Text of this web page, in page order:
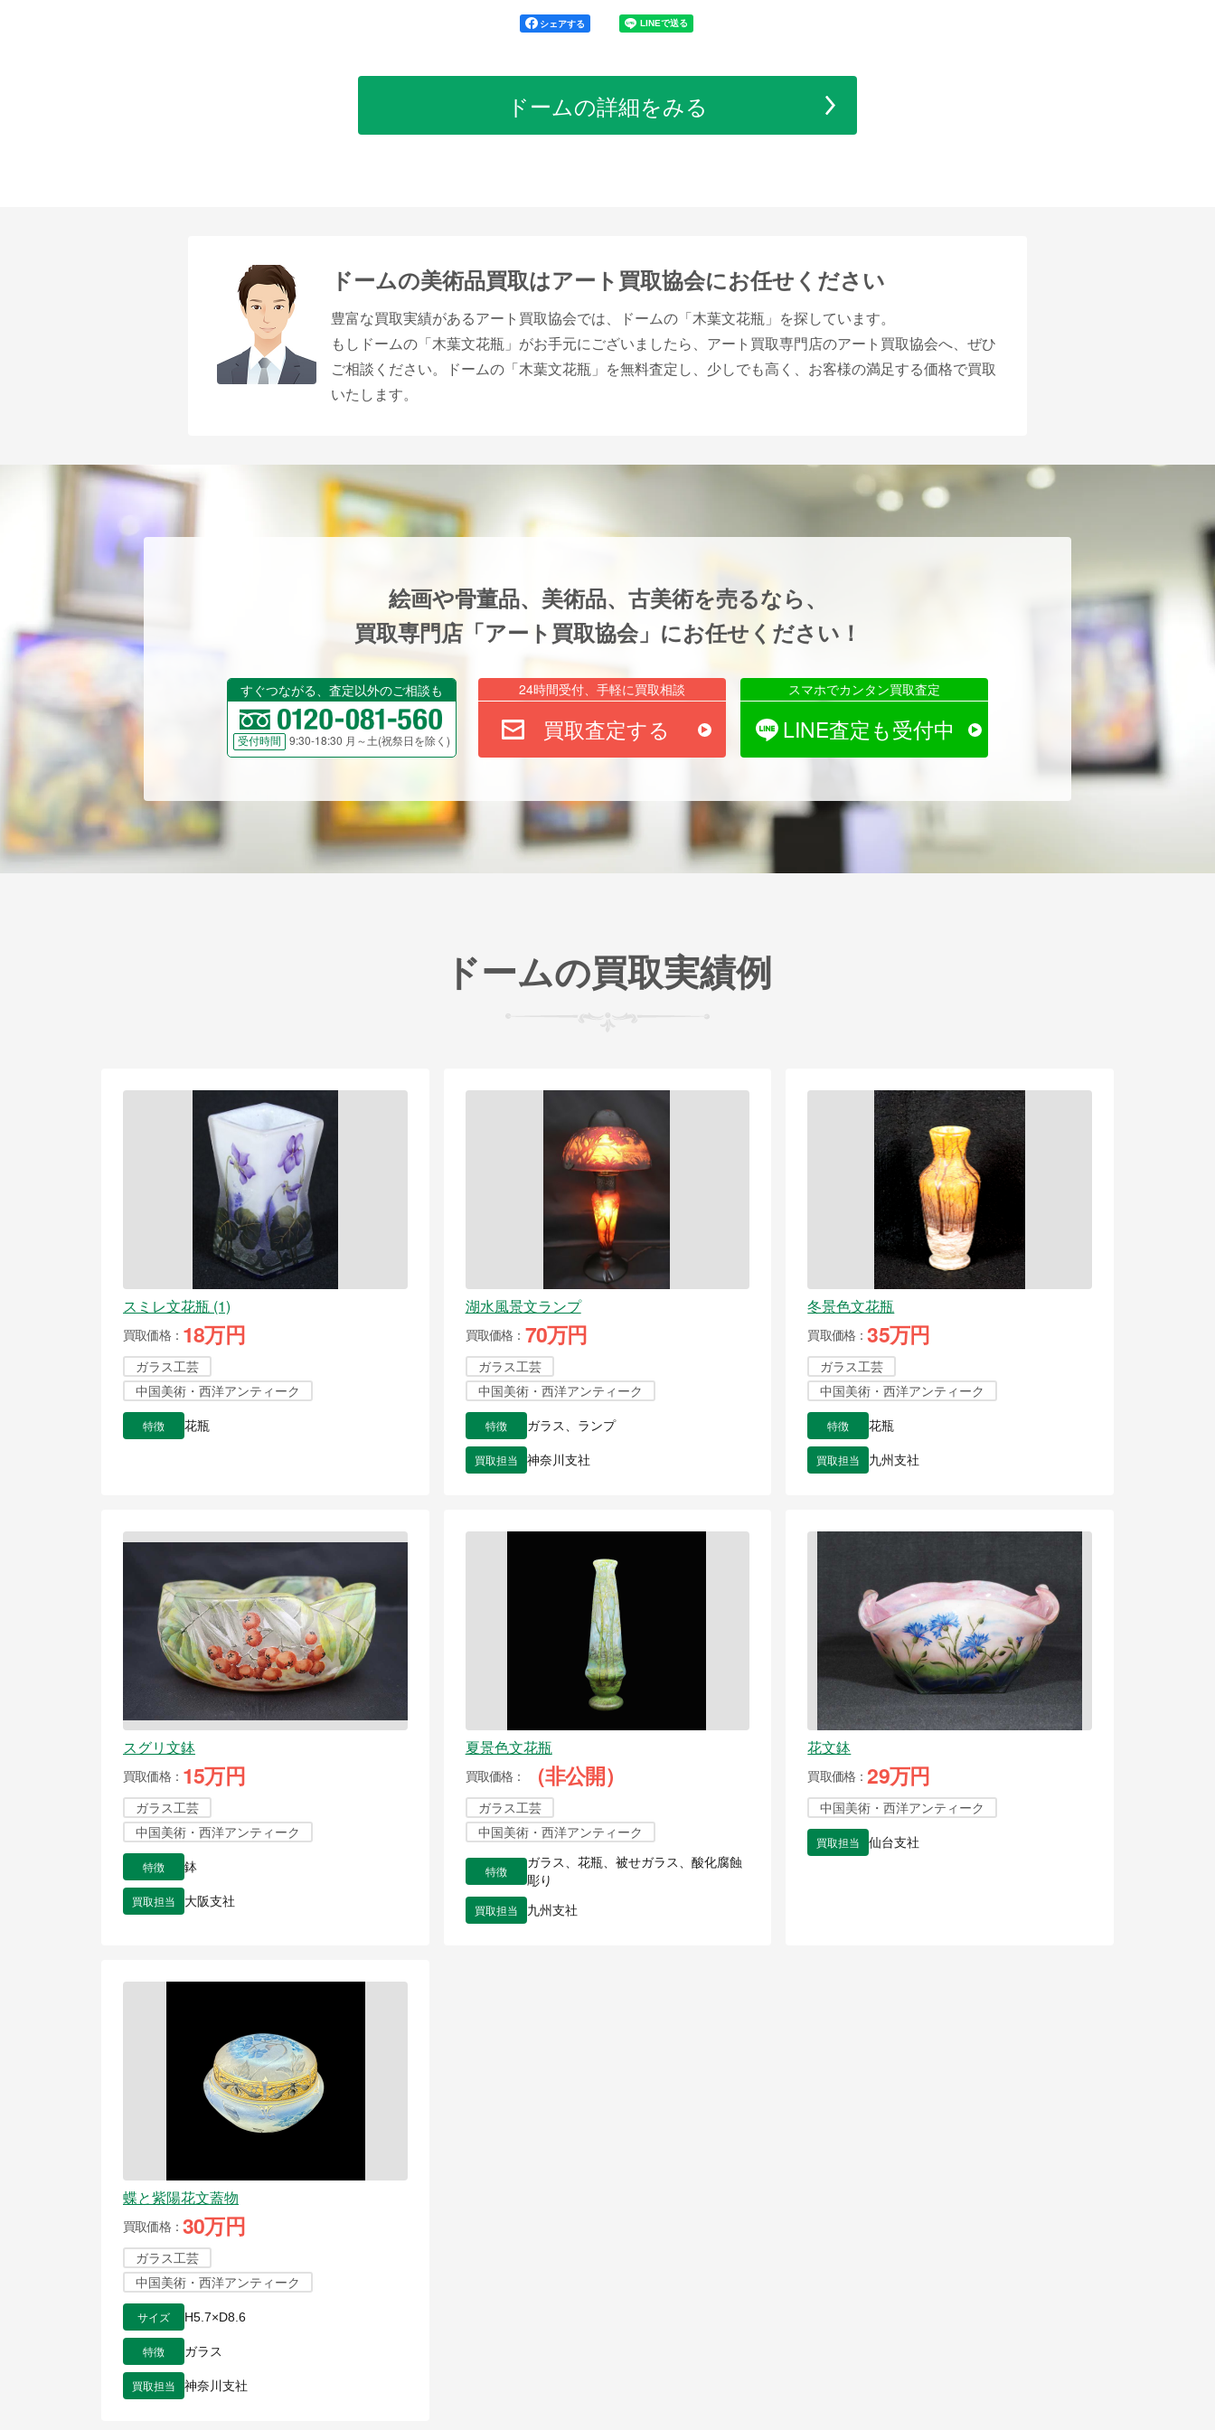
シェアする
ドームの詳細をみる
ドームの美術品買取はアート買取協会にお任せください
豊富な買取実績があるアート買取協会では、ドームの「木葉文花瓶」を探しています。
もしドームの「木葉文花瓶」がお手元にございましたら、アート買取専門店のアート買取協会へ、ぜひ
ご相談ください。ドームの「木葉文花瓶」を無料査定し、少しでも高く、お客様の満足する価格で買取
いたします。
絵画や骨董品、美術品、古美術を売るなら、
買取専門店「アート買取協会」にお任せください！
すぐつながる、査定以外のご相談も
受付時間 9:30-18:30 月～土(祝祭日を除く)
24時間受付、手軽に買取相談
買取査定する
スマホでカンタン買取査定
LINE査定も受付中
ドームの買取実績例
スミレ文花瓶 (1)
買取価格 18万円
ガラス工芸
中国美術・西洋アンティーク
特徴 花瓶
湖水風景文ランプ
買取価格 70万円
ガラス工芸
中国美術・西洋アンティーク
特徴 ガラス、ランプ
買取担当 神奈川支社
冬景色文花瓶
買取価格 35万円
ガラス工芸
中国美術・西洋アンティーク
特徴 花瓶
買取担当 九州支社
スグリ文鉢
買取価格 15万円
ガラス工芸
中国美術・西洋アンティーク
特徴 鉢
買取担当 大阪支社
夏景色文花瓶
買取価格 （非公開）
ガラス工芸
中国美術・西洋アンティーク
特徴
ガラス、花瓶、被せガラス、酸化腐蝕
彫り
買取担当 九州支社
花文鉢
買取価格 29万円
中国美術・西洋アンティーク
買取担当 仙台支社
蝶と紫陽花文蓋物
買取価格 30万円
ガラス工芸
中国美術・西洋アンティーク
サイズ H5.7×D8.6
特徴 ガラス
買取担当 神奈川支社